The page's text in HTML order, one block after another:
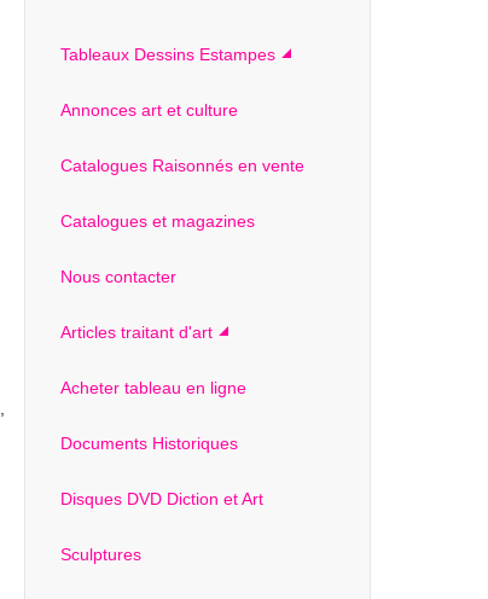
Tableaux Dessins Estampes
Annonces art et culture
Catalogues Raisonnés en vente
Catalogues et magazines
Nous contacter
Articles traitant d'art
Acheter tableau en ligne
Documents Historiques
Disques DVD Diction et Art
Sculptures